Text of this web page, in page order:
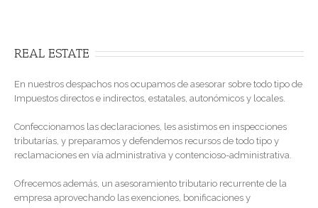
REAL ESTATE
En nuestros despachos nos ocupamos de asesorar sobre todo tipo de
Impuestos directos e indirectos, estatales, autonómicos y locales.
Confeccionamos las declaraciones, les asistimos en inspecciones
tributarías, y preparamos y defendemos recursos de todo tipo y
reclamaciones en vía administrativa y contencioso-administrativa.
Ofrecemos además, un asesoramiento tributario recurrente de la
empresa aprovechando las exenciones, bonificaciones y